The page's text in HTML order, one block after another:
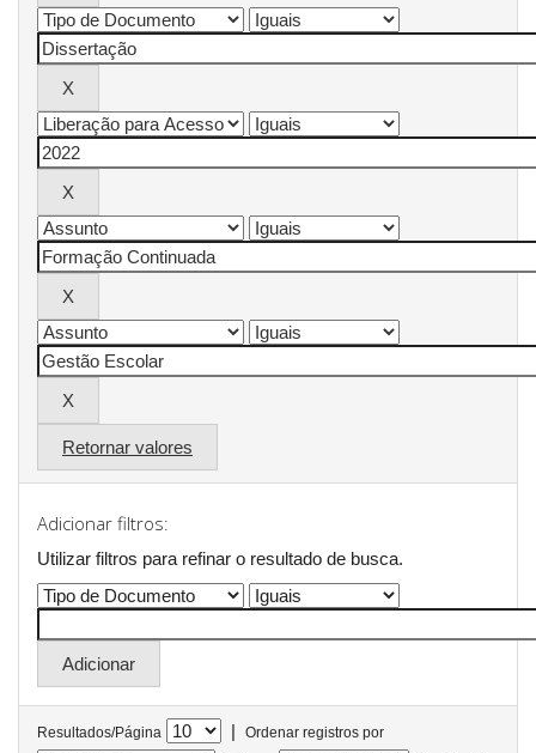
Retornar valores
Adicionar filtros:
Utilizar filtros para refinar o resultado de busca.
Resultados/Página |
Ordenar registros por